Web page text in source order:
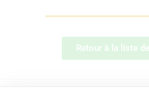
Retour à la liste